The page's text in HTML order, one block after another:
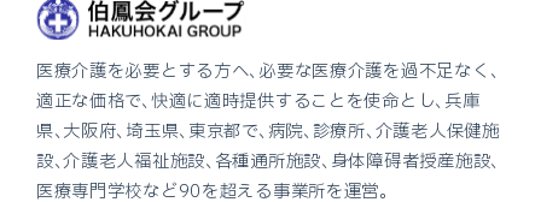
医療介護を必要とする方へ、必要な医療介護を過不足なく、
適正な価格で、快適に適時提供することを使命とし、兵庫
県、大阪府、埼玉県、東京都で、病院、診療所、介護老人保健施
設、介護老人福祉施設、各種通所施設、身体障碍者授産施設、
医療専門学校など90を超える事業所を運営。